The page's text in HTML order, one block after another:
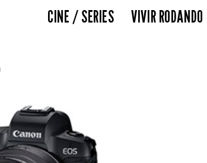
CINE / SERIES VIVIR RODANDO